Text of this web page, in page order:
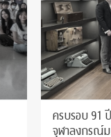
ครบรอบ 91
จุฬาลงกรณ์